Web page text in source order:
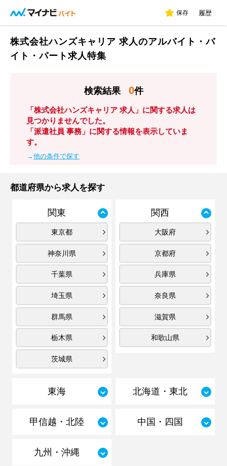
保存 履歴
株式会社ハンズキャリア 求人のアルバイト・バ
イト・パート求人特集
検索結果 0件
「株式会社ハンズキャリア 求人」に関する求人は
見つかりませんでした。
「派遣社員 事務」に関する情報を表示していま
す。
→他の条件で探す
都道府県から求人を探す
関東
東京都
神奈川県
千葉県
埼玉県
群馬県
栃木県
茨城県
関西
大阪府
京都府
兵庫県
奈良県
滋賀県
和歌山県
東海 北海道・東北
甲信越・北陸 中国・四国
九州・沖縄